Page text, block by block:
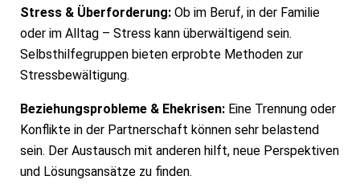
Stress & Überforderung: Ob im Beruf, in der Familie
oder im Alltag – Stress kann überwältigend sein.
Selbsthilfegruppen bieten erprobte Methoden zur
Stressbewältigung.
Beziehungsprobleme & Ehekrisen: Eine Trennung oder
Konflikte in der Partnerschaft können sehr belastend
sein. Der Austausch mit anderen hilft, neue Perspektiven
und Lösungsansätze zu finden.